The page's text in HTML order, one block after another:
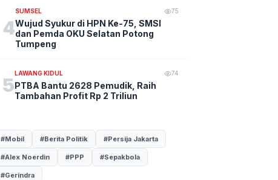
4
SUMSEL 75
Wujud Syukur di HPN Ke-75, SMSI
dan Pemda OKU Selatan Potong
Tumpeng
5
LAWANG KIDUL 74
PTBA Bantu 2628 Pemudik, Raih
Tambahan Profit Rp 2 Triliun
#Mobil #Berita Politik #Persija Jakarta
#Alex Noerdin #PPP #Sepakbola
#Gerindra